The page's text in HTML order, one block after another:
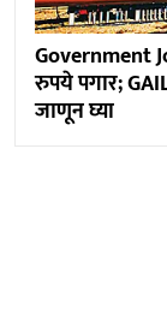
Government
रुपये पगार;
जाणून घ्या